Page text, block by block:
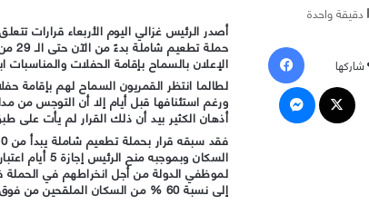
أصدر الرئيس غزالي اليوم الأربعاء قرارات
حملة
الإعلان بالسماح بإقامة الحفلات والمناسبات ابتداءً من الـ
لطالما انتظر القمريون السماح لهم بإقامة
ورغم استئنافها قبل أيام إلا أن التوجس
أذهان الكثير بيد أن ذلك القرار لم يأت
لموظفي الدولة من أجل انخراطهم في
إلى نسبة 60 % من السكان الملقحين من فوق الـ 18 عاما
دقيقة واحدة
شاركها
ماسنجر